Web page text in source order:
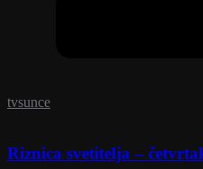
tvsunce
Riznica svetitelja –